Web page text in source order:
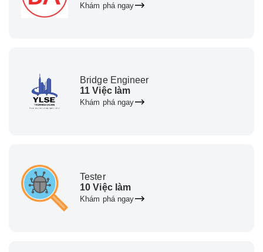
Khám phá ngay
Bridge Engineer
11 Việc làm
Khám phá ngay
Tester
10 Việc làm
Khám phá ngay